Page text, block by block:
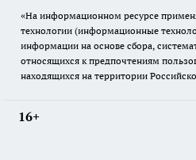
«На информационном ресурсе
технологии (информационные
информации на основе сбора,
относящихся к предпочтениям
находящихся на территории
16+